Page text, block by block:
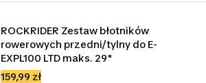
ROCKRIDER Zestaw błotników
rowerowych przedni/tylny do E-
EXPL100 LTD maks. 29"
159,99 zł